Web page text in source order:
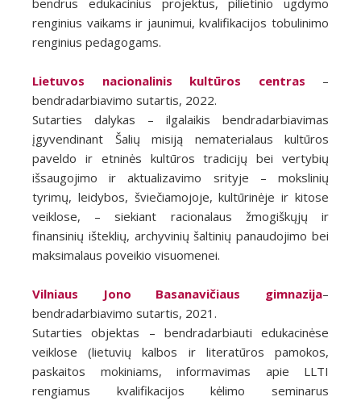
bendrus edukacinius projektus, pilietinio ugdymo
renginius vaikams ir jaunimui, kvalifikacijos tobulinimo
renginius pedagogams.
Lietuvos nacionalinis kultūros centras –
bendradarbiavimo sutartis, 2022.
Sutarties dalykas – ilgalaikis bendradarbiavimas
įgyvendinant Šalių misiją nematerialaus kultūros
paveldo ir etninės kultūros tradicijų bei vertybių
išsaugojimo ir aktualizavimo srityje – mokslinių
tyrimų, leidybos, šviečiamojoje, kultūrinėje ir kitose
veiklose, – siekiant racionalaus žmogiškųjų ir
finansinių išteklių, archyvinių šaltinių panaudojimo bei
maksimalaus poveikio visuomenei.
Vilniaus Jono Basanavičiaus gimnazija–
bendradarbiavimo sutartis, 2021.
Sutarties objektas – bendradarbiauti edukacinėse
veiklose (lietuvių kalbos ir literatūros pamokos,
paskaitos mokiniams, informavimas apie LLTI
rengiamus kvalifikacijos kėlimo seminarus